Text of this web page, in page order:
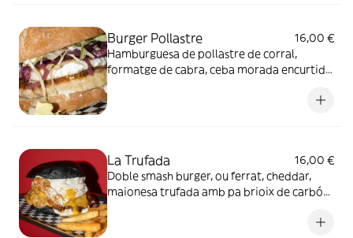
Burger Pollastre
16,00 €
Hamburguesa de pollastre de corral,
formatge de cabra, ceba morada encurtida,
La Trufada
16,00 €
Doble smash burger, ou ferrat, cheddar,
maionesa trufada amb pa brioix de carbó